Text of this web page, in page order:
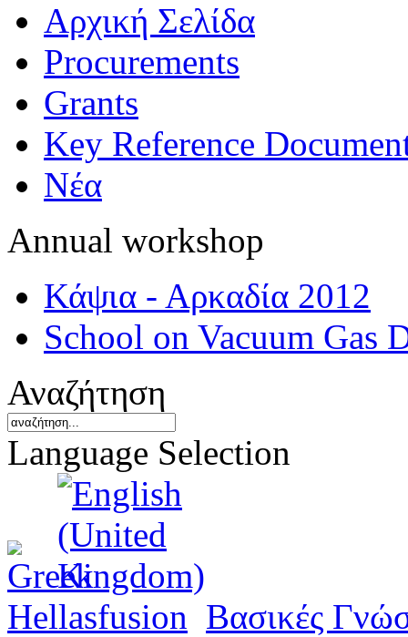
Αρχική Σελίδα
Procurements
Grants
Key Reference
Νέα
Annual workshop
Κάψια - Αρκαδία 2012
School on Vacuum Gas
Αναζήτηση
Language Selection
Hellasfusion Βασικές